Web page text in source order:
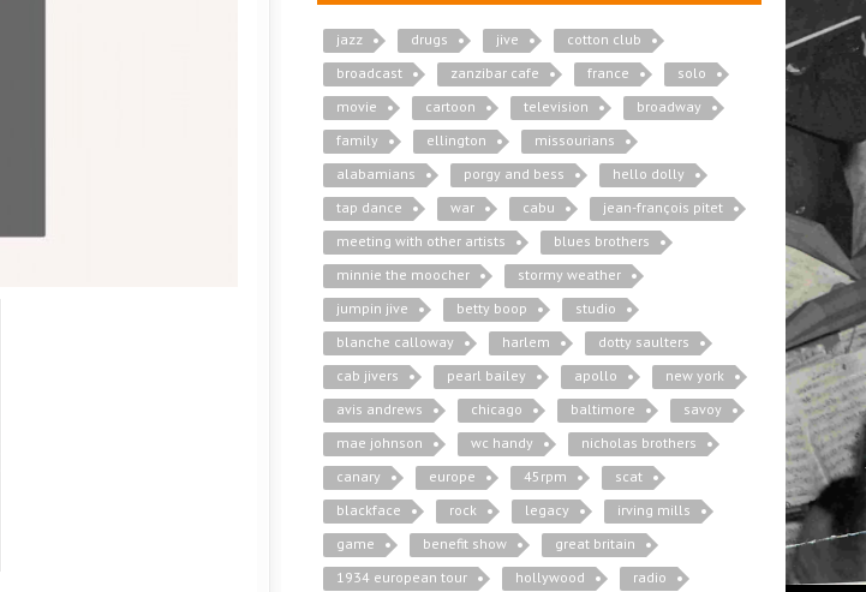
jazz drugs jive
cotton club
broadcast
zanzibar cafe france
solo
movie
cartoon television
broadway
family
ellington
missourians
alabamians
porgy and bess
hello dolly
tap dance
war cabu
jean-françois pitet
meeting with other artists
blues brothers
minnie the moocher
stormy weather
jumpin jive
betty boop
studio
blanche calloway
harlem
dotty saulters
cab jivers
pearl bailey apollo
new york
avis andrews
chicago baltimore
savoy
mae johnson
wc handy
nicholas brothers
canary
europe 45rpm
scat
blackface
rock legacy
irving mills
game
benefit show
great britain
1934 european tour
hollywood
radio